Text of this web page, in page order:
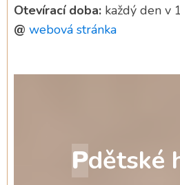
Otevírací doba: každý den v
@ webová stránka
Pdětské